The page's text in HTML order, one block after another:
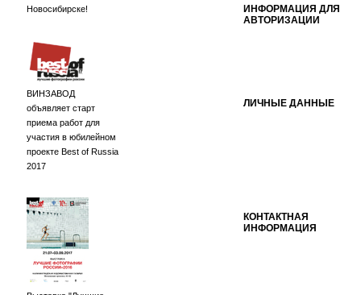
Новосибирске!
ВИНЗАВОД
объявляет старт
приема работ для
участия в юбилейном
проекте Best of Russia
2017
ИНФОРМАЦИЯ ДЛЯ
АВТОРИЗАЦИИ
ЛИЧНЫЕ ДАННЫЕ
КОНТАКТНАЯ
ИНФОРМАЦИЯ